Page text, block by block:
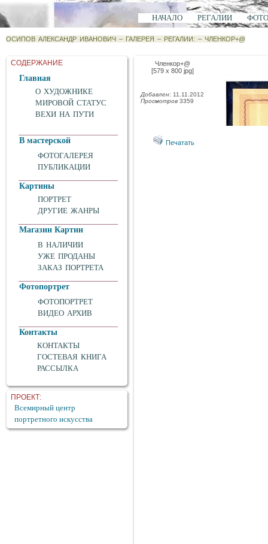
НАЧАЛО РЕГАЛИИ ФОТО
ОСИПОВ АЛЕКСАНДР ИВАНОВИЧ – ГАЛЕРЕЯ – РЕГАЛИИ: – ЧЛЕНКОР+@
СОДЕРЖАНИЕ
Главная
О ХУДОЖНИКЕ
МИРОВОЙ СТАТУС
ВЕХИ НА ПУТИ
В мастерской
ФОТОГАЛЕРЕЯ
ПУБЛИКАЦИИ
Картины
ПОРТРЕТ
ДРУГИЕ ЖАНРЫ
Магазин Картин
В НАЛИЧИИ
УЖЕ ПРОДАНЫ
ЗАКАЗ ПОРТРЕТА
Фотопортрет
ФОТОПОРТРЕТ
ВИДЕО АРХИВ
Контакты
КОНТАКТЫ
ГОСТЕВАЯ КНИГА
РАССЫЛКА
ПРОЕКТ:
Всемирный центр
портретного искусства
Членкор+@
[579 x 800 jpg]
Добавлен: 11.11.2012
Просмотров 3359
Печатать